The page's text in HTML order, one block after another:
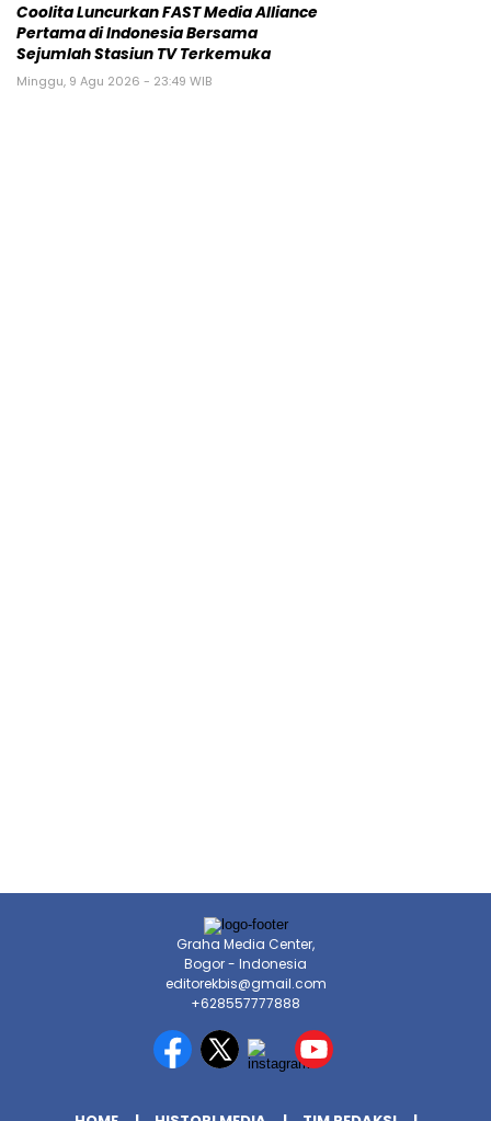
Coolita Luncurkan FAST Media Alliance
Pertama di Indonesia Bersama
Sejumlah Stasiun TV Terkemuka
Minggu, 9 Agu 2026 - 23:49 WIB
Graha Media Center,
Bogor - Indonesia
editorekbis@gmail.com
+628557777888